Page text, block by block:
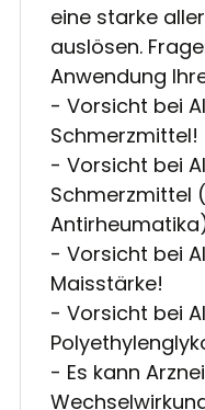
eine starke
auslösen.
Anwendung
- Vorsicht bei
Schmerzmittel!
- Vorsicht bei
Schmerzmittel
- Vorsicht bei
Maisstärke!
- Vorsicht bei
- Es kann